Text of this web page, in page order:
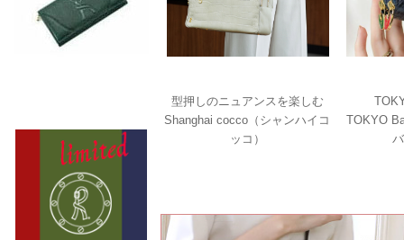
型押しのニュアンスを楽しむ
Shanghai cocco（シャンハイコ
ッコ）
TOKYO